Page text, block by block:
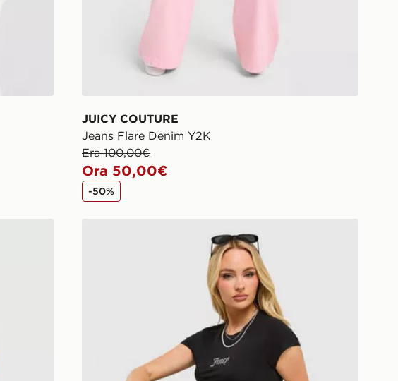
JUICY COUTURE
Jeans Flare Denim Y2K
Era 100,00€
Ora 50,00€
-50%